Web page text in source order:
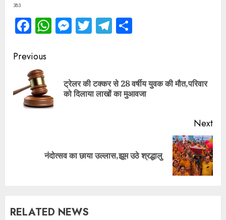
383
Facebook
WhatsApp
Messenger
TwitterTelegram
Continue
Reading
Previous
ट्रेलर की टक्कर से 28 वर्षीय युवक की मौत,परिवार
को दिलाया लाखों का मुआवजा
Next
नंदोत्सव का छाया उल्लास,झूम उठे श्रद्धालु
RELATED NEWS